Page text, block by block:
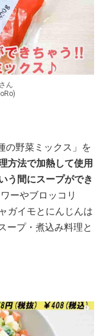
ん
の野菜ミックス」を
方法で加熱して使用
う間にスープができ
ーやブロッコリ
ガイモとにんじんは
ープ・煮込み料理と